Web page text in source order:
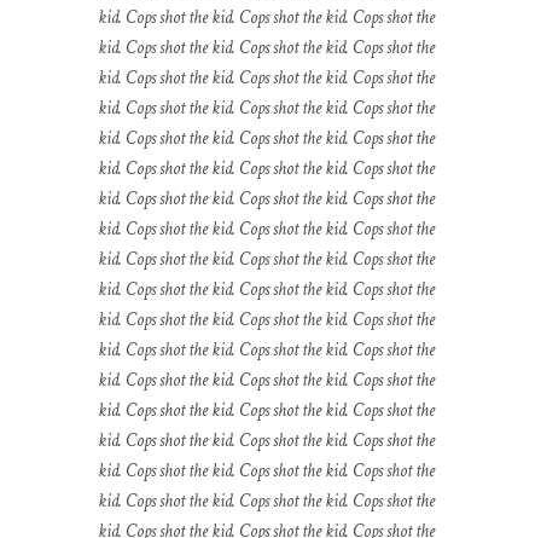
kid. Cops shot the kid. Cops shot the kid. Cops shot the
kid. Cops shot the kid. Cops shot the kid. Cops shot the
kid. Cops shot the kid. Cops shot the kid. Cops shot the
kid. Cops shot the kid. Cops shot the kid. Cops shot the
kid. Cops shot the kid. Cops shot the kid. Cops shot the
kid. Cops shot the kid. Cops shot the kid. Cops shot the
kid. Cops shot the kid. Cops shot the kid. Cops shot the
kid. Cops shot the kid. Cops shot the kid. Cops shot the
kid. Cops shot the kid. Cops shot the kid. Cops shot the
kid. Cops shot the kid. Cops shot the kid. Cops shot the
kid. Cops shot the kid. Cops shot the kid. Cops shot the
kid. Cops shot the kid. Cops shot the kid. Cops shot the
kid. Cops shot the kid. Cops shot the kid. Cops shot the
kid. Cops shot the kid. Cops shot the kid. Cops shot the
kid. Cops shot the kid. Cops shot the kid. Cops shot the
kid. Cops shot the kid. Cops shot the kid. Cops shot the
kid. Cops shot the kid. Cops shot the kid. Cops shot the
kid. Cops shot the kid. Cops shot the kid. Cops shot the